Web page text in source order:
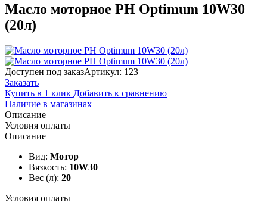
Масло моторное РН Optimum 10W30
(20л)
Доступен под заказАртикул: 123
Заказать
Купить в 1 клик Добавить к сравнению
Наличие в магазинах
Описание
Условия оплаты
Описание
Вид: Мотор
Вязкость: 10W30
Вес (л): 20
Условия оплаты